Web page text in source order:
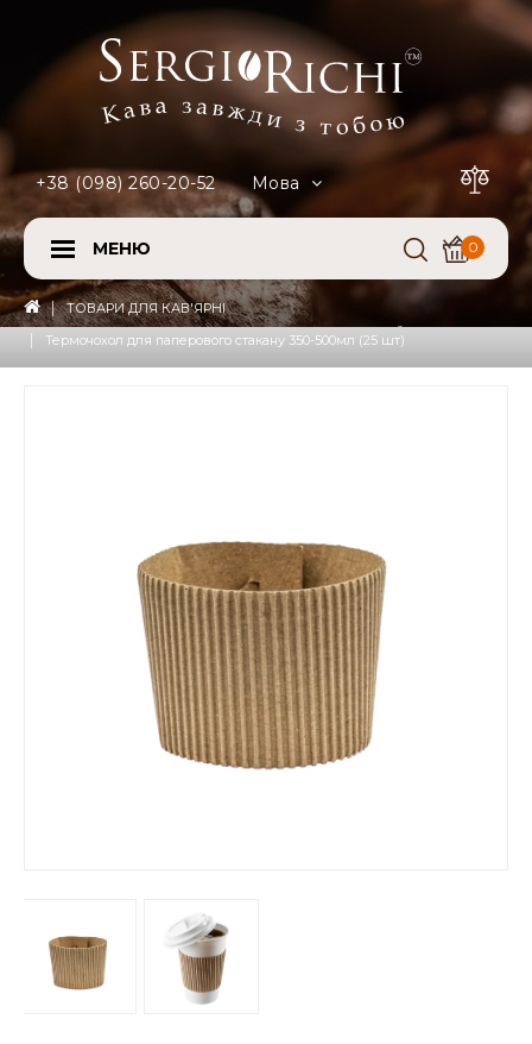
+38 (098) 260-20-52 Мова
0
МЕНЮ
ТОВАРИ ДЛЯ КАВ'ЯРНІ
Термочохол для паперового стакану 350-500мл (25 шт)